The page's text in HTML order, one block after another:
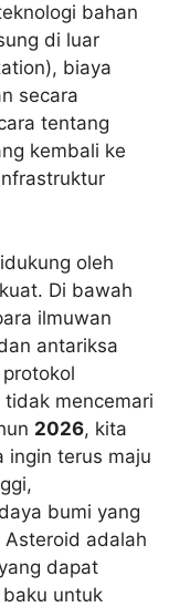
bahan
di luar
biaya
secara
tentang
kembali ke
oleh
Di bawah
ilmuwan
antariksa
mencemari
2026, kita
ingin terus maju
bumi yang
adalah
dapat
untuk